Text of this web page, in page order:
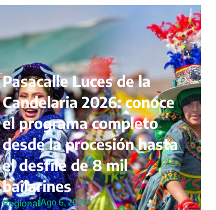
Pasacalle Luces de la
Candelaria 2026: conoce
el programa completo
desde la procesión hasta
el desfile de 8 mil
bailarines
RegionalAgo 6, 2026